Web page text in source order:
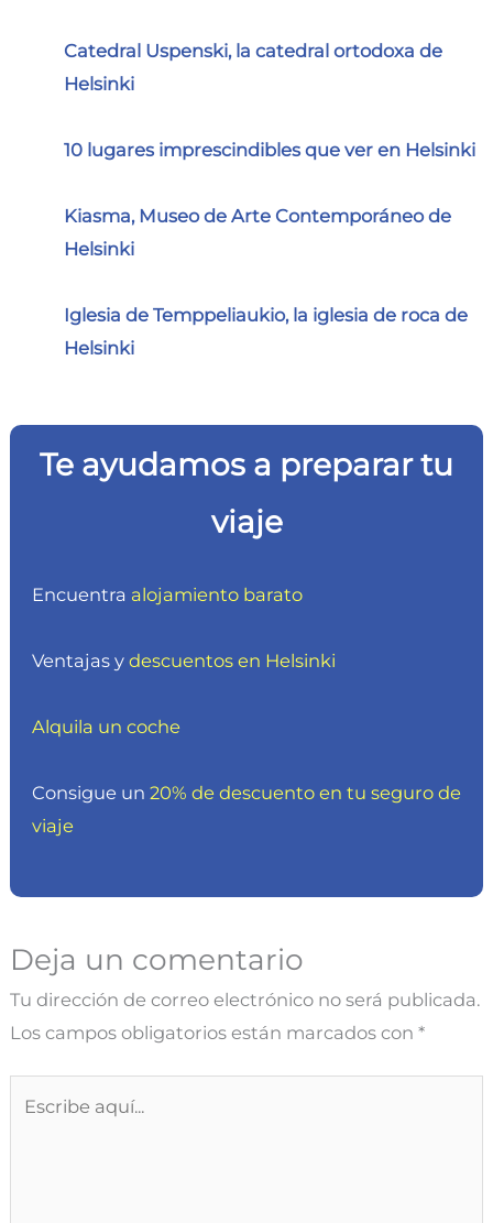
Catedral Uspenski, la catedral ortodoxa de
Helsinki
10 lugares imprescindibles que ver en Helsinki
Kiasma, Museo de Arte Contemporáneo de
Helsinki
Iglesia de Temppeliaukio, la iglesia de roca de
Helsinki
Te ayudamos a preparar tu
viaje
Encuentra alojamiento barato
Ventajas y descuentos en Helsinki
Alquila un coche
Consigue un 20% de descuento en tu seguro de
viaje
Deja un comentario
Tu dirección de correo electrónico no será publicada.
Los campos obligatorios están marcados con *